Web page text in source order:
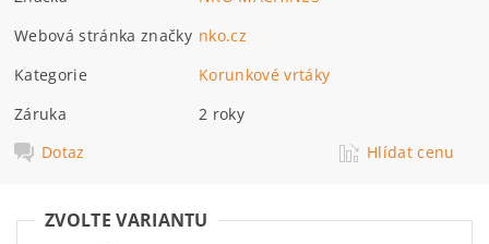
Webová stránka značky nko.cz
Kategorie
Korunkové vrtáky
Záruka
2 roky
Dotaz
Hlídat cenu
ZVOLTE VARIANTU